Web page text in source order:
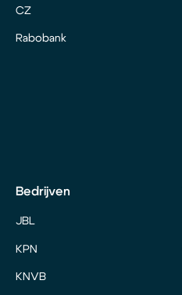
CZ
Rabobank
Bedrijven
JBL
KPN
KNVB